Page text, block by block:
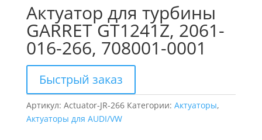
Актуатор для турбины
GARRET GT1241Z, 2061-
016-266, 708001-0001
Быстрый заказ
Артикул: Actuator-JR-266 Категории: Актуаторы,
Актуаторы для AUDI/VW